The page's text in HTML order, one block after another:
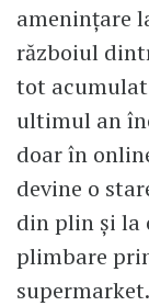
amenințare
războiul
tot
ultimul an
doar în
devine o
din plin și la
plimbare